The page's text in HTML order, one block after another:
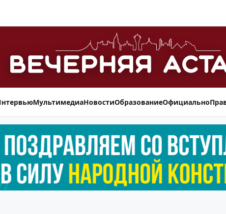
МультимедиаНовостиОбразованиеОфициально